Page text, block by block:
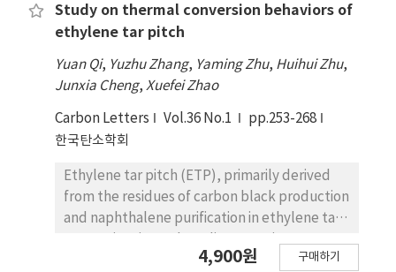
의료기관 경영 모델 확립에 기여할 것으로 기대 된다.
ethylene scavengers to extend the shelf life
of A. microdictyon. Oak (Quercus variabilis)
porous, carbon-rich scavenger chips, which
were integrated into polymer films
composed of LDPE, HDPE, PP, and PVC. The
ethylene absorption capacity and
composite packaging materials were
evaluated over 30 days of storage at 27 ± 2 ℃
and 65 ± 5% relative humidity. The results
demonstrated that torrefied wood
effectively reduced internal ethylene
Study on thermal conversion behaviors of
ethylene tar pitch
Yuan Qi, Yuzhu Zhang, Yaming Zhu, Huihui Zhu,
Junxia Cheng,Xuefei Zhao
Carbon Letters Vol.36 No.1
pp.253-268
한국탄소학회
Ethylene tar pitch (ETP), primarily derived
from the residues of carbon black production
and naphthalene purification in ethylene tar
hydrocarbon with high carbon content and
4,900원 구매하기